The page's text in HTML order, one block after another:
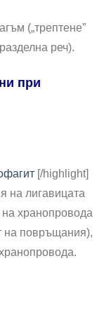
(„трептене”
реч).
при
[/highlight]
на лигавицата
хранопровода
на повръщания),